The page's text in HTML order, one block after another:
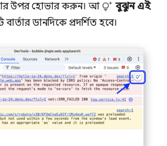
উপর হোভার করুন। আ
বুঝুন এই
বার্তার ডানদিকে প্রদর্শিত হবে।